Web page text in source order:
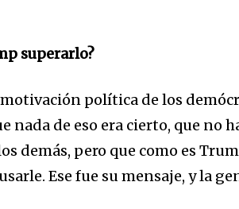
superarlo?
política de los
nada de eso era cierto, que no
demás, pero que como es
Ese fue su mensaje, y la